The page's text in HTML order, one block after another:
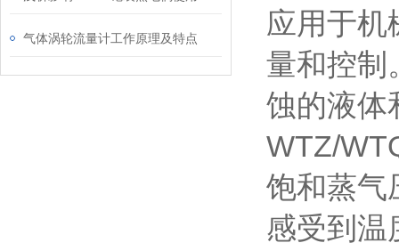
气体涡轮流量计工作原理及特点
应用于机
量和控制
蚀的液体
WTZ/
饱和蒸气
感受到温